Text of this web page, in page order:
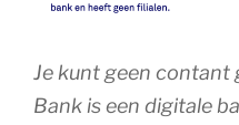
Je kunt geen contant
Bank is een digitale